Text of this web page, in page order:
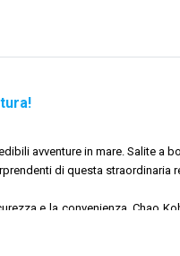
a Phuket.
tuo ritmo.
preoccupazioni.
avventure in mare. Salite
di questa straordinaria
e la convenienza, Chao